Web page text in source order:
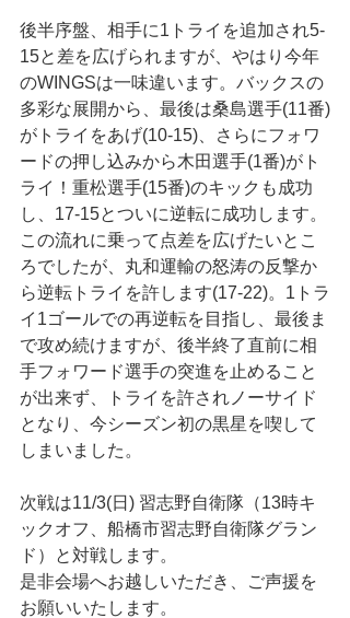
後半序盤、相手に1トライを追加され5-
15と差を広げられますが、やはり今年
のWINGSは一味違います。バックスの
多彩な展開から、最後は桑島選手(11番)
がトライをあげ(10-15)、さらにフォワ
ードの押し込みから木田選手(1番)がト
ライ！重松選手(15番)のキックも成功
し、17-15とついに逆転に成功します。
この流れに乗って点差を広げたいとこ
ろでしたが、丸和運輸の怒涛の反撃か
ら逆転トライを許します(17-22)。1トラ
イ1ゴールでの再逆転を目指し、最後ま
で攻め続けますが、後半終了直前に相
手フォワード選手の突進を止めること
が出来ず、トライを許されノーサイド
となり、今シーズン初の黒星を喫して
しまいました。
次戦は11/3(日) 習志野自衛隊（13時キ
ックオフ、船橋市習志野自衛隊グラン
ド）と対戦します。
是非会場へお越しいただき、ご声援を
お願いいたします。